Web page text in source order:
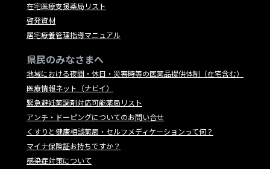
在宅医療支援薬局リスト
啓発資材
居宅療養管理指導マニュアル
県民のみなさまへ
地域における夜間・休日・災害時等の医薬品提供体制（在宅含む）
医療情報ネット（ナビイ）
緊急避妊薬調剤対応可能薬局リスト
アンチ・ドーピングについてのお問い合せ
くすりと健康相談薬局・セルフメディケーションって何？
マイナ保険証お持ちですか？
感染症対策について